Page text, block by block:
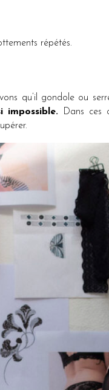
répétés.
qu’il gondole ou
impossible.Dans ces